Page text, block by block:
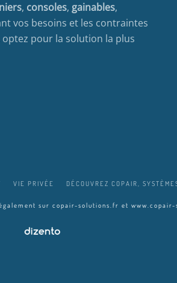
, consoles, gainables,
vos besoins et les contraintes
pour la solution la plus
VIE PRIVÉE DÉCOUVREZ COPAIR,
sur copair-solutions.fr et